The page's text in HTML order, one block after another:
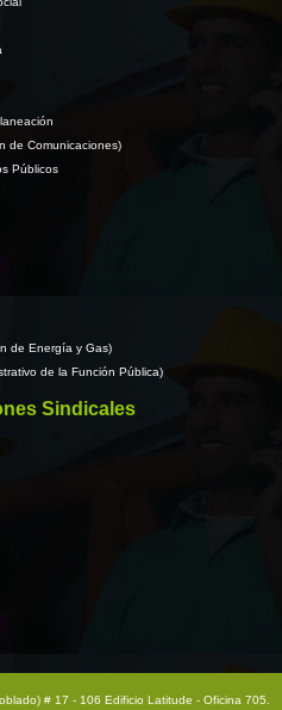
de Comunicaciones)
Públicos
de Energía y Gas)
de la Función Pública)
Sindicales
# 17 - 106 Edificio Latitude - Oficina 705.